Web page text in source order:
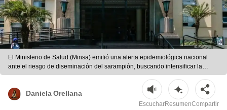
El Ministerio de Salud (Minsa) emitió una alerta epidemiológica nacional
ante el riesgo de diseminación del sarampión, buscando intensificar la
vacunación y vigilancia en diversas regiones. | composición LR
Daniela Orellana
EscucharResumenCompartir